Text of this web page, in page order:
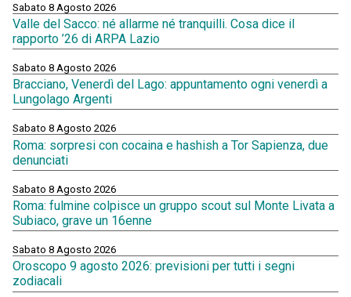
Sabato 8 Agosto 2026
Valle del Sacco: né allarme né tranquilli. Cosa dice il
rapporto ’26 di ARPA Lazio
Sabato 8 Agosto 2026
Bracciano, Venerdì del Lago: appuntamento ogni venerdì a
Lungolago Argenti
Sabato 8 Agosto 2026
Roma: sorpresi con cocaina e hashish a Tor Sapienza, due
denunciati
Sabato 8 Agosto 2026
Roma: fulmine colpisce un gruppo scout sul Monte Livata a
Subiaco, grave un 16enne
Sabato 8 Agosto 2026
Oroscopo 9 agosto 2026: previsioni per tutti i segni
zodiacali